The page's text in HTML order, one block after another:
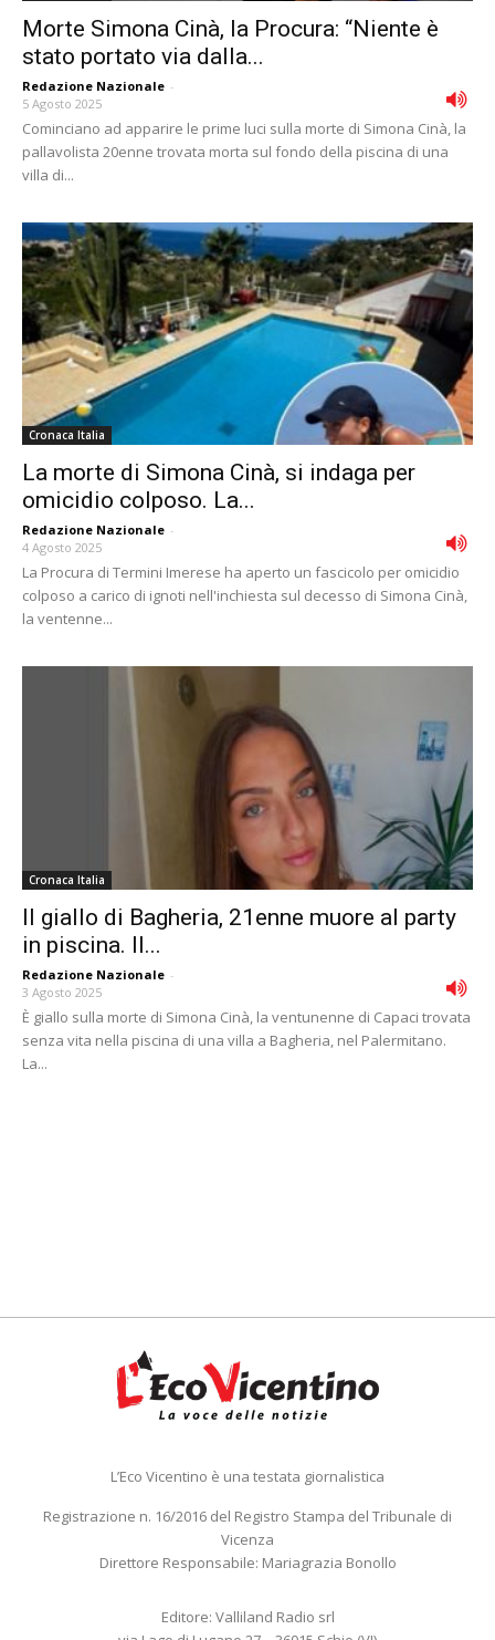
Morte Simona Cinà, la Procura: “Niente è
stato portato via dalla...
Redazione Nazionale -
5 Agosto 2025
Cominciano ad apparire le prime luci sulla morte di Simona Cinà, la
pallavolista 20enne trovata morta sul fondo della piscina di una
villa di...
Cronaca Italia
La morte di Simona Cinà, si indaga per
omicidio colposo. La...
Redazione Nazionale -
4 Agosto 2025
La Procura di Termini Imerese ha aperto un fascicolo per omicidio
colposo a carico di ignoti nell'inchiesta sul decesso di Simona Cinà,
la ventenne...
Cronaca Italia
Il giallo di Bagheria, 21enne muore al party
in piscina. Il...
Redazione Nazionale -
3 Agosto 2025
È giallo sulla morte di Simona Cinà, la ventunenne di Capaci trovata
senza vita nella piscina di una villa a Bagheria, nel Palermitano.
La...
L’Eco Vicentino è una testata giornalistica
Registrazione n. 16/2016 del Registro Stampa del Tribunale di
Vicenza
Direttore Responsabile: Mariagrazia Bonollo
Editore: Valliland Radio srl